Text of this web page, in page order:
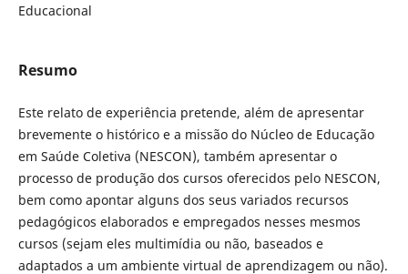
Educacional
Resumo
Este relato de experiência pretende, além de apresentar
brevemente o histórico e a missão do Núcleo de Educação
em Saúde Coletiva (NESCON), também apresentar o
processo de produção dos cursos oferecidos pelo NESCON,
bem como apontar alguns dos seus variados recursos
pedagógicos elaborados e empregados nesses mesmos
cursos (sejam eles multimídia ou não, baseados e
adaptados a um ambiente virtual de aprendizagem ou não).